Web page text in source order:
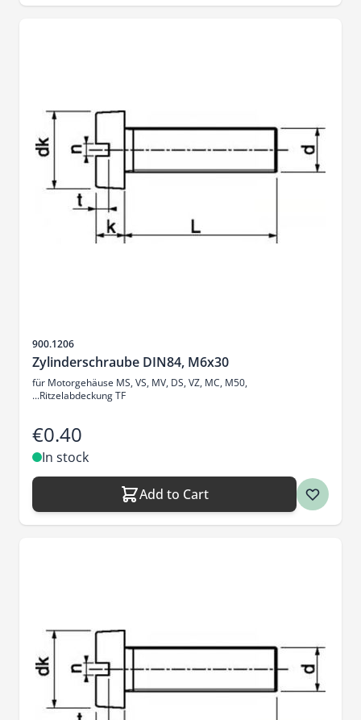
Sku
900.1206
Zylinderschraube DIN84, M6x30
für Motorgehäuse MS, VS, MV, DS, VZ, MC, M50,
...Ritzelabdeckung TF
€0.40
In stock
Add to Cart